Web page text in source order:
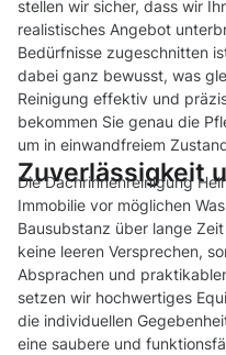
stellen wir sicher, dass wir
realistisches Angebot
Bedürfnisse zugeschnitten
dabei ganz bewusst, was
Reinigung effektiv und
bekommen Sie genau die
um in einwandfreiem
Zuverlässigkeit
Die Dachrinnenreinigung
Immobilie vor möglichen
Bausubstanz über lange
keine leeren Versprechen,
Absprachen und
setzen wir hochwertiges
die individuellen
eine saubere und